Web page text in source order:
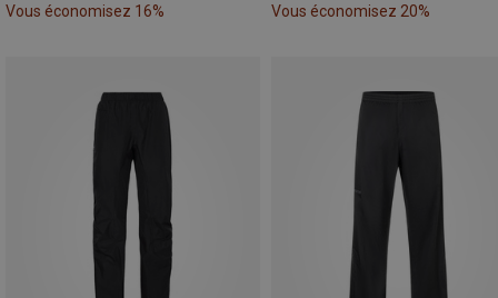
Vous économisez 16% Vous économisez 20%